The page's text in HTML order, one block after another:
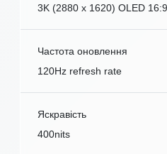
3K (2880 x 1620) OLED
Частота оновлення
120Hz refresh rate
Яскравість
400nits